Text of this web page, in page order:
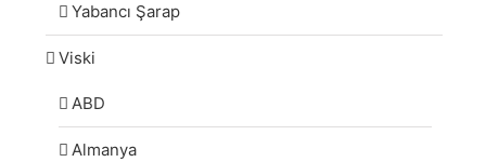
Yabancı Şarap
Viski
ABD
Almanya